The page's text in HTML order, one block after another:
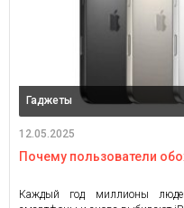
Гаджеты
12.05.2025
Почему пользователи
Каждый год миллионы